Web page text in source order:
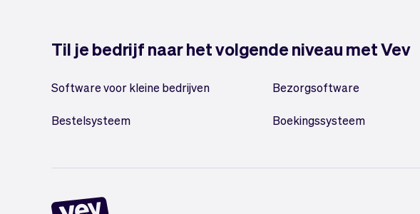
Til je bedrijf naar het volgende niveau met Vev
Software voor kleine bedrijven Bezorgsoftware
Bestelsysteem Boekingssysteem